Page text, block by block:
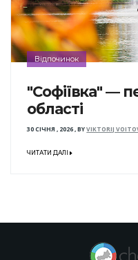
Відпочинок
"Софіївка" —
області
30 СІЧНЯ , 2026,BYVIKTORIJ
ЧИТАТИ ДАЛІ